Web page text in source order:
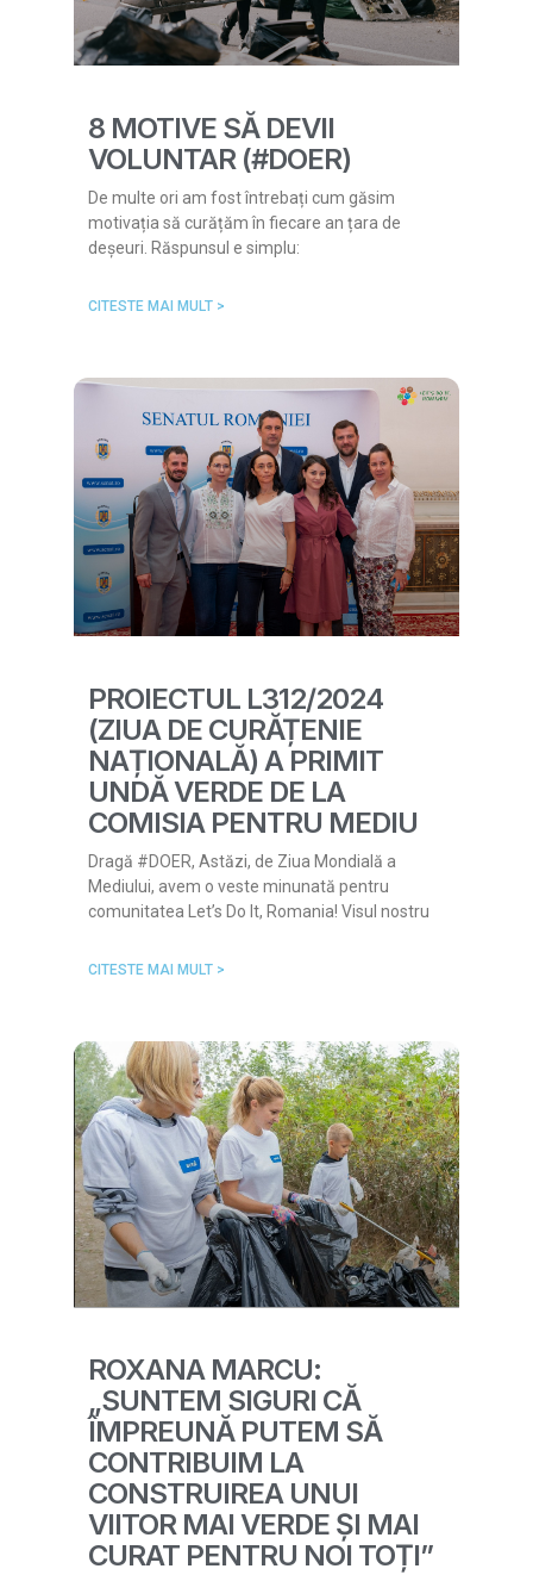
8 MOTIVE SĂ DEVII
VOLUNTAR (#DOER)
De multe ori am fost întrebați cum găsim
motivația să curățăm în fiecare an țara de
deșeuri. Răspunsul e simplu:
CITESTE MAI MULT >
PROIECTUL L312/2024
(ZIUA DE CURĂȚENIE
NAȚIONALĂ) A PRIMIT
UNDĂ VERDE DE LA
COMISIA PENTRU MEDIU
Dragă #DOER, Astăzi, de Ziua Mondială a
Mediului, avem o veste minunată pentru
comunitatea Let’s Do It, Romania! Visul nostru
CITESTE MAI MULT >
ROXANA MARCU:
„SUNTEM SIGURI CĂ
ÎMPREUNĂ PUTEM SĂ
CONTRIBUIM LA
CONSTRUIREA UNUI
VIITOR MAI VERDE ȘI MAI
CURAT PENTRU NOI TOȚI”